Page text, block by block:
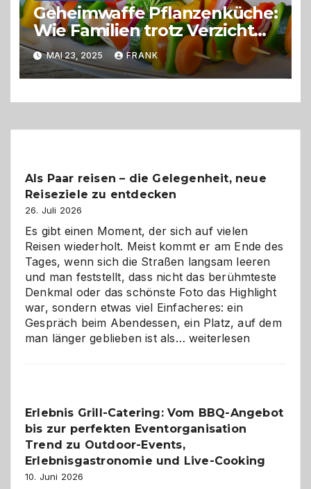
Geheimwaffe Pflanzenküche:
Wie Familien trotz Verzicht
voll aufdrehen
MAI 23, 2025 FRANK
Als Paar reisen – die Gelegenheit, neue
Reiseziele zu entdecken
26. Juli 2026
Es gibt einen Moment, der sich auf vielen
Reisen wiederholt. Meist kommt er am Ende des
Tages, wenn sich die Straßen langsam leeren
und man feststellt, dass nicht das berühmteste
Denkmal oder das schönste Foto das Highlight
war, sondern etwas viel Einfacheres: ein
Gespräch beim Abendessen, ein Platz, auf dem
man länger geblieben ist als… Als
Gelegenheit,
neue
zu
weiterlesen
Erlebnis Grill-Catering: Vom BBQ-Angebot
bis zur perfekten Eventorganisation
Trend zu Outdoor-Events,
Erlebnisgastronomie und Live-Cooking
10. Juni 2026